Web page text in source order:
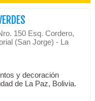
150 Esq. Cordero,
(San Jorge) - La
y decoración
de La Paz, Bolivia.